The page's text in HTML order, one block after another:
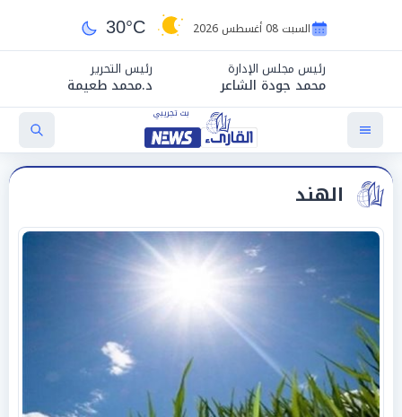
السبت 08 أغسطس 2026 30°C
رئيس مجلس الإدارة
محمد جودة الشاعر
رئيس التحرير
د.محمد طعيمة
الهند